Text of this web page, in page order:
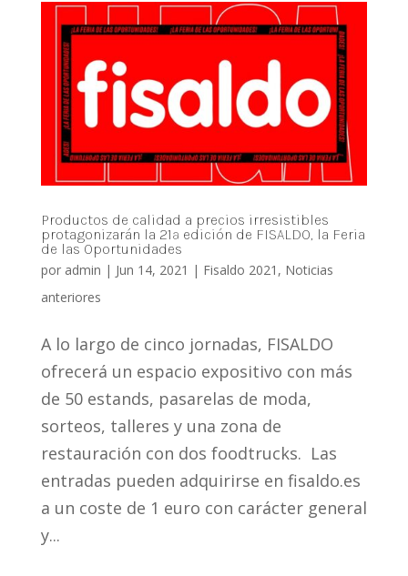
Productos de calidad a precios irresistibles
protagonizarán la 21ª edición de FISALDO, la Feria
de las Oportunidades
por admin | Jun 14, 2021 | Fisaldo 2021 , Noticias
anteriores
A lo largo de cinco jornadas, FISALDO
ofrecerá un espacio expositivo con más
de 50 estands, pasarelas de moda,
sorteos, talleres y una zona de
restauración con dos foodtrucks. Las
entradas pueden adquirirse en fisaldo.es
a un coste de 1 euro con carácter general
y...